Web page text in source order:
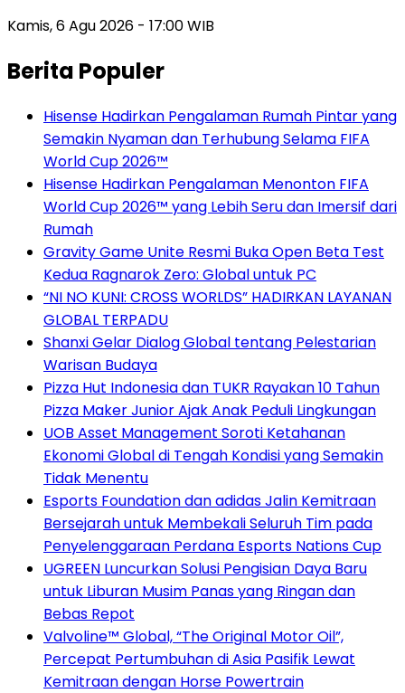
Kamis, 6 Agu 2026 - 17:00 WIB
Berita Populer
Hisense Hadirkan Pengalaman Rumah Pintar yang
Semakin Nyaman dan Terhubung Selama FIFA
World Cup 2026™
Hisense Hadirkan Pengalaman Menonton FIFA
World Cup 2026™ yang Lebih Seru dan Imersif dari
Rumah
Gravity Game Unite Resmi Buka Open Beta Test
Kedua Ragnarok Zero: Global untuk PC
“NI NO KUNI: CROSS WORLDS” HADIRKAN LAYANAN
GLOBAL TERPADU
Shanxi Gelar Dialog Global tentang Pelestarian
Warisan Budaya
Pizza Hut Indonesia dan TUKR Rayakan 10 Tahun
Pizza Maker Junior Ajak Anak Peduli Lingkungan
UOB Asset Management Soroti Ketahanan
Ekonomi Global di Tengah Kondisi yang Semakin
Tidak Menentu
Esports Foundation dan adidas Jalin Kemitraan
Bersejarah untuk Membekali Seluruh Tim pada
Penyelenggaraan Perdana Esports Nations Cup
UGREEN Luncurkan Solusi Pengisian Daya Baru
untuk Liburan Musim Panas yang Ringan dan
Bebas Repot
Valvoline™ Global, “The Original Motor Oil”,
Percepat Pertumbuhan di Asia Pasifik Lewat
Kemitraan dengan Horse Powertrain